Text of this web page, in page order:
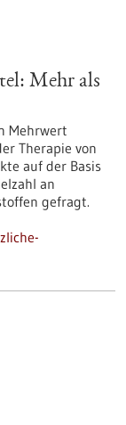
Mehr als
Mehrwert
Therapie von
auf der Basis
an
gefragt.